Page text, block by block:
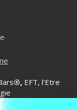
®, EFT, l'Etre